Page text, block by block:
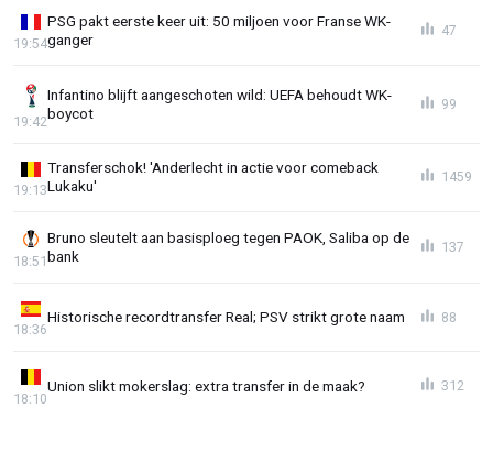
PSG pakt eerste keer uit: 50 miljoen voor Franse WK-
ganger
19:54
47
Infantino blijft aangeschoten wild: UEFA behoudt WK-
boycot
19:42
99
Transferschok! 'Anderlecht in actie voor comeback
Lukaku'
19:13
1459
Bruno sleutelt aan basisploeg tegen PAOK, Saliba op de
bank
18:51
137
Historische recordtransfer Real; PSV strikt grote naam
18:36
88
Union slikt mokerslag: extra transfer in de maak?
18:10
312